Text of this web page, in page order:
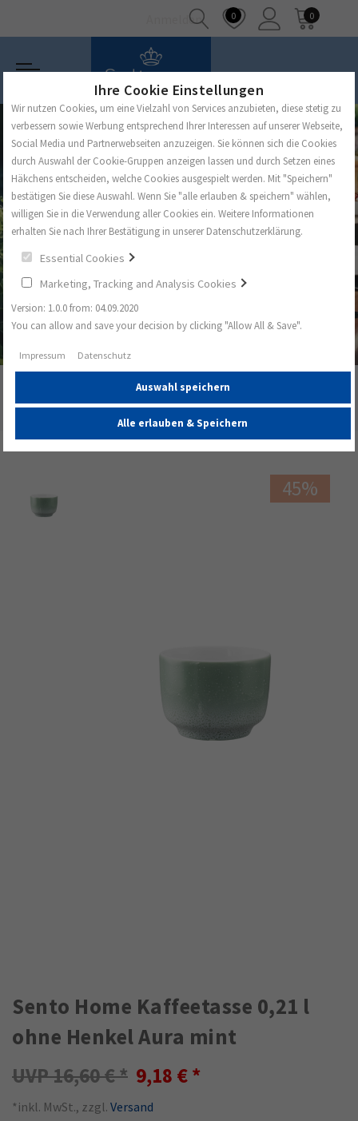
Anmelden 0 0
Sento Home Kaffeetasse 0,21 l ohne Henkel Aura mint
45%
Sento Home Kaffeetasse 0,21 l
ohne Henkel Aura mint
16,60 € 9,18 €
*inkl. MwSt., zzgl. Versand
Ihre Cookie Einstellungen
Wir nutzen Cookies, um eine Vielzahl von Services anzubieten, diese stetig zu
verbessern sowie Werbung entsprechend Ihrer Interessen auf unserer Webseite,
Social Media und Partnerwebseiten anzuzeigen. Sie können sich die Cookies
durch Auswahl der Cookie-Gruppen anzeigen lassen und durch Setzen eines
Häkchens entscheiden, welche Cookies ausgespielt werden. Mit "Speichern"
bestätigen Sie diese Auswahl. Wenn Sie "alle erlauben & speichern" wählen,
willigen Sie in die Verwendung aller Cookies ein. Weitere Informationen
erhalten Sie nach Ihrer Bestätigung in unserer Datenschutzerklärung.
Essential Cookies
Marketing, Tracking and Analysis Cookies
Version: 1.0.0 from: 04.09.2020
You can allow and save your decision by clicking "Allow All & Save".
Impressum Datenschutz
Auswahl speichern
Alle erlauben & Speichern